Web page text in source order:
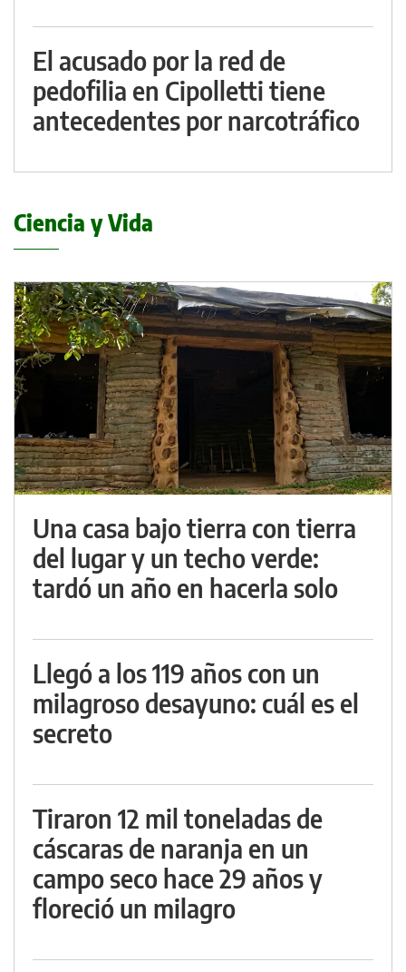
El acusado por la red de
pedofilia en Cipolletti tiene
antecedentes por narcotráfico
Ciencia y Vida
Una casa bajo tierra con tierra
del lugar y un techo verde:
tardó un año en hacerla solo
Llegó a los 119 años con un
milagroso desayuno: cuál es el
secreto
Tiraron 12 mil toneladas de
cáscaras de naranja en un
campo seco hace 29 años y
floreció un milagro